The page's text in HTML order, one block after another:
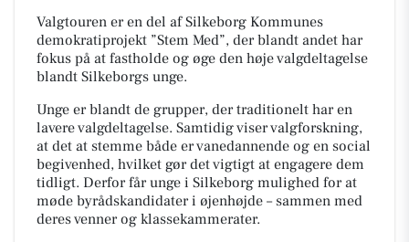
Valgtouren er en del af Silkeborg Kommunes
demokratiprojekt ”Stem Med”, der blandt andet har
fokus på at fastholde og øge den høje valgdeltagelse
blandt Silkeborgs unge.
Unge er blandt de grupper, der traditionelt har en
lavere valgdeltagelse. Samtidig viser valgforskning,
at det at stemme både er vanedannende og en social
begivenhed, hvilket gør det vigtigt at engagere dem
tidligt. Derfor får unge i Silkeborg mulighed for at
møde byrådskandidater i øjenhøjde – sammen med
deres venner og klassekammerater.